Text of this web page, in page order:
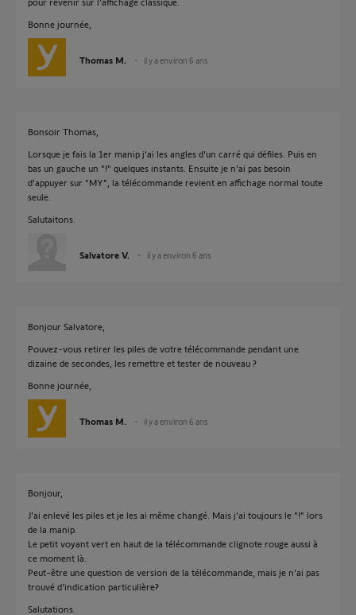
Bonne journée,
Thomas M. il y a environ 6 ans
Bonsoir Thomas,
Lorsque je fais la 1er manip j'ai les angles d'un carré qui défiles. Puis en
bas un gauche un "!" quelques instants. Ensuite je n'ai pas besoin
d'appuyer sur "MY", la télécommande revient en affichage normal toute
seule.
Salutaitons.
Salvatore V. il y a environ 6 ans
Bonjour Salvatore,
Pouvez-vous retirer les piles de votre télécommande pendant une
dizaine de secondes, les remettre et tester de nouveau ?
Bonne journée,
Thomas M. il y a environ 6 ans
Bonjour,
J'ai enlevé les piles et je les ai même changé. Mais j'ai toujours le "!" lors
de la manip.
Le petit voyant vert en haut de la télécommande clignote rouge aussi à
ce moment là.
Peut-être une question de version de la télécommande, mais je n'ai pas
trouvé d'indication particulière?
Salutations.